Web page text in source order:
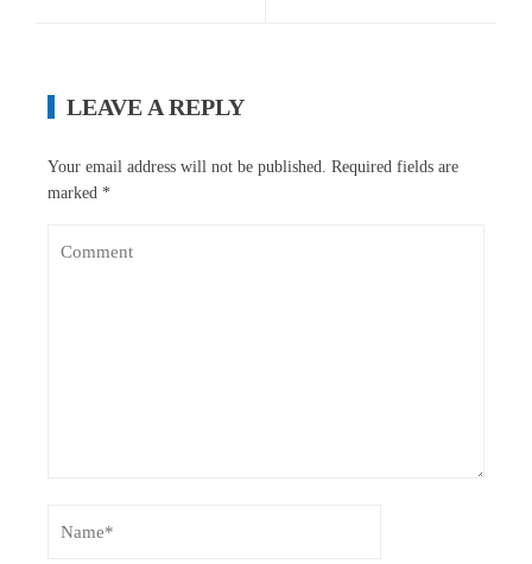
LEAVE A REPLY
Your email address will not be published. Required fields are
marked *